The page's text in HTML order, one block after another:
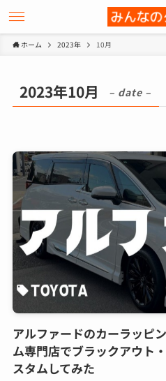
ホーム 2023年 10月
2023年10月 – date –
アルファードのカーラッピ
ム専門店でブラックアウト
スタムしてみた